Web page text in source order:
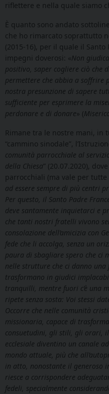
riflettere e nella quale siamo
È quanto sono andato
che ho rimarcato soprattutto
(2015-16), per il quale il Santo
impegni doverosi: «Non
positivo, saper cogliere ciò che
permettere che abbia a soffrire
nostra presunzione di sapere
sufficiente per esprimere la
perdonare e di donare» (
Rimane tra le nostre mani, in
“cammino sinodale”,
comunità parrocchiale al
della Chiesa” (20.07.2020),
parrocchiali (ma vale per tutte
ad essere sempre di più centri
Per questo, il Santo Padre
deve santamente inquietarci e
che tanti nostri fratelli vivono
consolazione dell’amicizia con
fede che li accolga, senza un
paura di sbagliare spero che ci
nelle strutture che ci danno
trasformano in giudici
tranquilli, mentre fuori c’è una
ripete senza sosta: Voi stessi
Occorre che nelle comunità
missionaria, capace di
consuetudini, gli stili, gli orari,
ecclesiale diventino un canale
mondo attuale, più che
in atto, nonostante il generoso
riesce a corrispondere
fedeli, specialmente